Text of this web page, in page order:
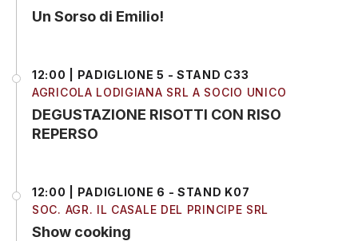
Un Sorso di Emilio!
12:00 | PADIGLIONE 5 - STAND C33
AGRICOLA LODIGIANA SRL A SOCIO UNICO
DEGUSTAZIONE RISOTTI CON RISO
REPERSO
12:00 | PADIGLIONE 6 - STAND K07
SOC. AGR. IL CASALE DEL PRINCIPE SRL
Show cooking